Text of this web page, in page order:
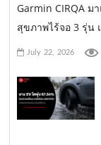
Garmin CIRQA ม
สุขภาพไร้จอ 3 รุ่น
July 22, 2026